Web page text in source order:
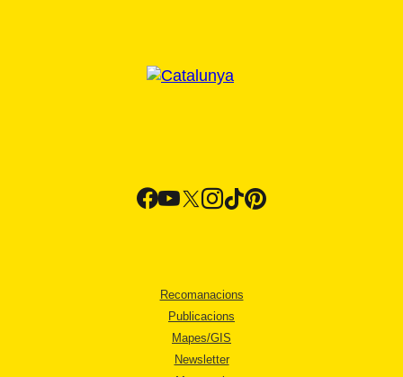
Recomanacions
Publicacions
Mapes/GIS
Newsletter